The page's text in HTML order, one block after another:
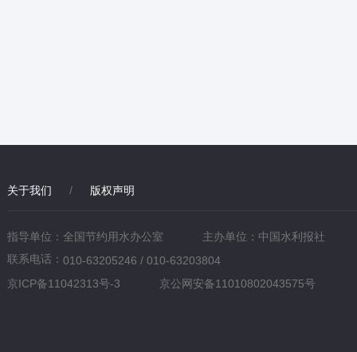
关于我们 / 版权声明
指导单位：全国节约用水办公室
主办单位：中国水利报社
联系电话： 010-63205246 / 010-63203804
京ICP备11042313号-3
京公网安备11010802043575号